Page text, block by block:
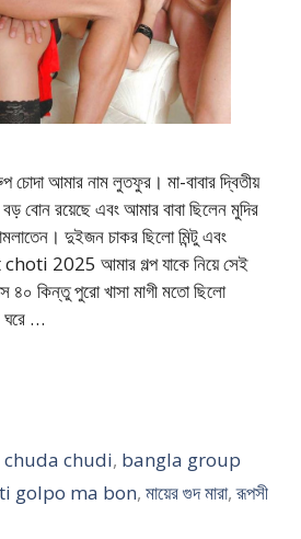
চোদা আমার নাম লুতফুর। মা-বাবার দ্বিতীয়
বোন রয়েছে এবং আমার বাবা ছিলেন মুদির
দুইজন চাকর ছিলো মিন্টু এবং
2025 আমার গল্প যাকে নিয়ে সেই
৪০ কিন্তু পুরো খাসা মাগী মতো ছিলো
ঘরে …
chudi, bangla group
golpo ma bon, মায়ের গুদ মারা,রূপসী